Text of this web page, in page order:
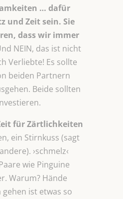
… dafür
und Zeit sein. Sie
dass wir immer
NEIN, das ist nicht
Verliebte! Es sollte
beiden Partnern
Beide sollten
für Zärtlichkeiten
ein Stirnkuss (sagt
›schmelz‹
wie Pinguine
Warum? Hände
ist etwas so